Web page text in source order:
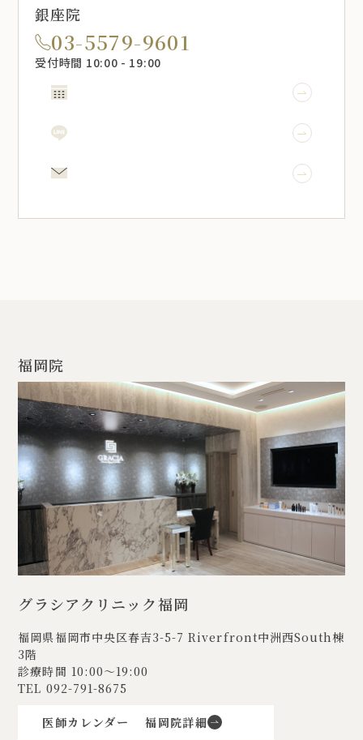
銀座院
03-5579-9601
受付時間 10:00 - 19:00
福岡院
グラシアクリニック福岡
福岡県福岡市中央区春吉3-5-7Riverfront中洲西South棟
3階
診療時間 10:00〜19:00
TEL 092-791-8675
医師カレンダー 福岡院詳細